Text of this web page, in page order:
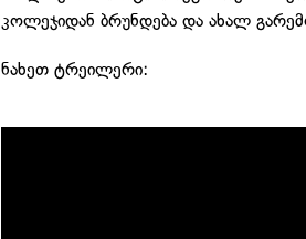
კოლეჯიდან ბრუნდება და ახალ
ნახეთ ტრეილერი: